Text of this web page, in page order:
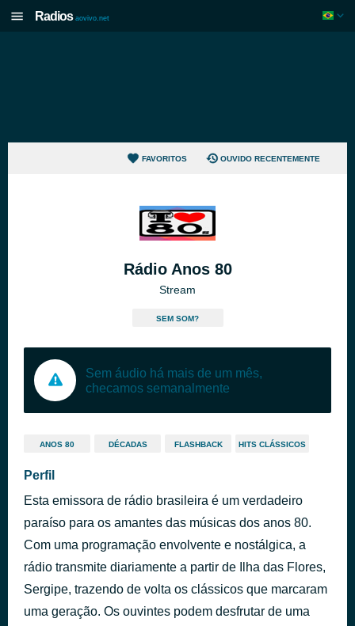
Radios aovivo.net
FAVORITOS OUVIDO RECENTEMENTE
Rádio Anos 80
Stream
SEM SOM?
Sem áudio há mais de um mês,
checamos semanalmente
ANOS 80 DÉCADAS FLASHBACK HITS CLÁSSICOS
Perfil
Esta emissora de rádio brasileira é um verdadeiro
paraíso para os amantes das músicas dos anos 80.
Com uma programação envolvente e nostálgica, a
rádio transmite diariamente a partir de Ilha das Flores,
Sergipe, trazendo de volta os clássicos que marcaram
uma geração. Os ouvintes podem desfrutar de uma